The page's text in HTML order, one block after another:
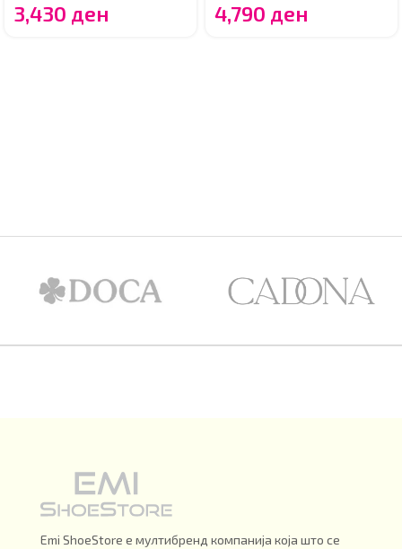
3,430 ден 4,790 ден
Emi ShoeStore е мултибренд компанија која што се